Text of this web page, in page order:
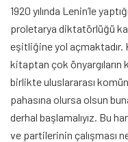
1920 yılında Lenin’le
proletarya diktatörlüğü
eşitliğine yol açmaktadır.
kitaptan çok önyargıların
birlikte uluslararası
pahasına olursa olsun
derhal başlamalıyız. Bu
ve partilerinin çalışması